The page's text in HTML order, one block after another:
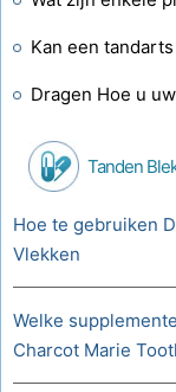
Dragen Hoe u
Tanden
Hoe te gebruiken
Vlekken
Welke
Charcot Marie